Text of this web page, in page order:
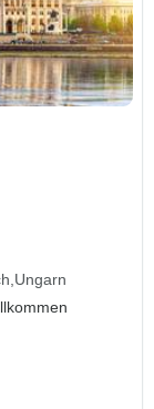
Ungarn